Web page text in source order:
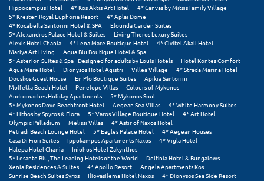
Τζουμέρκα
Τήνος
Τολό
Τριζόνια Φωκίδος
Τρίκαλα
Τρίκαλα Κορινθίας
Τρίπολη
Τυρός
Hippocampus Hotel
4* Kos Aktis Art Hotel
4* Canvas by Mitsis Family Village
5* Kresten Royal Euphoria Resort
4* Aplai Dome
4* Rocabella Santorini Hotel & SPA
Elounda Garden Suites
5* Alexandros Palace Hotel & Suites
Living Theros Luxury Suites
Alexis Hotel Chania
4* Lena Mare Boutique Hotel
4* Civitel Akali Hotel
Mariya Art Living
Aqua Blu Boutique Hotel & Spa
5* Asterion Suites & Spa - Designed for adults by Louis Hotels
Hotel Kontes Comfort
Aqua Mare Hotel
Dionysos Hotel Agistri Villea Village
4* Strada Marina Hotel
Douskos Guest House
En Plo Boutique Suites
Apikia Santorini
Molfetta Beach Hotel
Penelope Villas
Colours of Mykonos
Andromaches Holiday Apartments
5* Mykonos Soul
5* Mykonos Dove Beachfront Hotel
Aegean Sea Villas
4* White Harmony Suites
4* Lithos by Spyros & Flora
5* Varos Village Boutique Hotel
4* Art Hotel
Olympic Palladium
Melissi Villas
4* Astir of Naxos Hotel
Petradi Beach Lounge Hotel
5* Eagles Palace Hotel
4* Aegean Houses
Casa Di Fiori Suites
Ippokampos Apartments Naxos
4* Vigla Hotel
Halepa Hotel Chania
Iniohos Hotel Zakynthos
5* Lesante Blu, The Leading Hotels of the World
Delfinia Hotel & Bungalows
Xenia Residences & Suites
4* Apollo Resort
Angela Apartments Kos
Sunrise Beach Suites Syros
Iliovasilema Hotel Naxos
4* Dionysos Sea Side Resort